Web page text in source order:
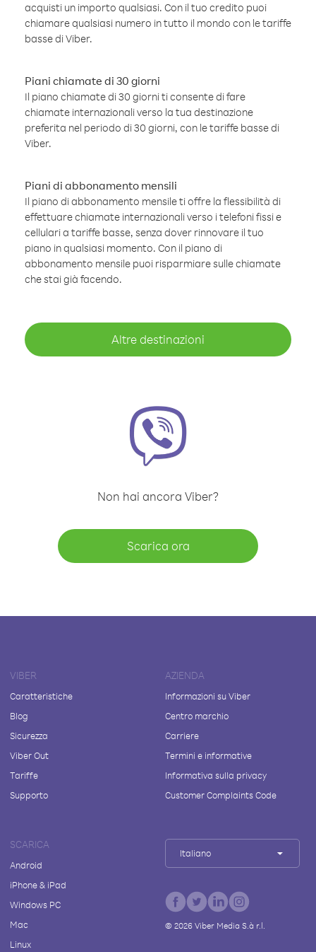
acquisti un importo qualsiasi. Con il tuo credito puoi
chiamare qualsiasi numero in tutto il mondo con le tariffe
basse di Viber.
Piani chiamate di 30 giorni
Il piano chiamate di 30 giorni ti consente di fare
chiamate internazionali verso la tua destinazione
preferita nel periodo di 30 giorni, con le tariffe basse di
Viber.
Piani di abbonamento mensili
Il piano di abbonamento mensile ti offre la flessibilità di
effettuare chiamate internazionali verso i telefoni fissi e
cellulari a tariffe basse, senza dover rinnovare il tuo
piano in qualsiasi momento. Con il piano di
abbonamento mensile puoi risparmiare sulle chiamate
che stai già facendo.
Altre destinazioni
Non hai ancora Viber?
Scarica ora
VIBER
Caratteristiche
Blog
Sicurezza
Viber Out
Tariffe
Supporto
AZIENDA
Informazioni su Viber
Centro marchio
Carriere
Termini e informative
Informativa sulla privacy
Customer Complaints Code
SCARICA
Android
iPhone & iPad
Windows PC
Mac
Linux
Italiano
© 2026Viber Media S.à r.l.